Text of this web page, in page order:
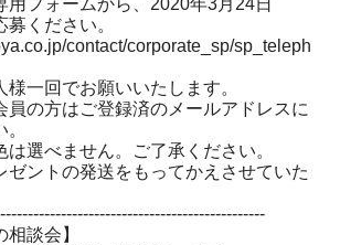
用フォームから、2020年3月24日
募ください。
contact/corporate_sp/sp_teleph
一回でお願いいたします。
の方はご登録済のメールアドレスに
選べません。ご了承ください。
ントの発送をもってかえさせていた
相談会】